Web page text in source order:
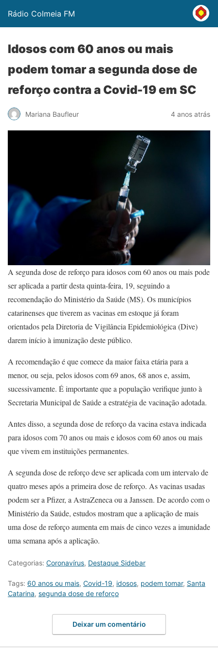
Rádio Colmeia FM
Idosos com 60 anos ou mais
podem tomar a segunda dose de
reforço contra a Covid-19 em SC
Mariana Baufleur 4 anos atrás
A segunda dose de reforço para idosos com 60 anos ou mais pode
ser aplicada a partir desta quinta-feira, 19, seguindo a
recomendação do Ministério da Saúde (MS). Os municípios
catarinenses que tiverem as vacinas em estoque já foram
orientados pela Diretoria de Vigilância Epidemiológica (Dive)
darem início à imunização deste público.
A recomendação é que comece da maior faixa etária para a
menor, ou seja, pelos idosos com 69 anos, 68 anos e, assim,
sucessivamente. É importante que a população verifique junto à
Secretaria Municipal de Saúde a estratégia de vacinação adotada.
Antes disso, a segunda dose de reforço da vacina estava indicada
para idosos com 70 anos ou mais e idosos com 60 anos ou mais
que vivem em instituições permanentes.
A segunda dose de reforço deve ser aplicada com um intervalo de
quatro meses após a primeira dose de reforço. As vacinas usadas
podem ser a Pfizer, a AstraZeneca ou a Janssen. De acordo com o
Ministério da Saúde, estudos mostram que a aplicação de mais
uma dose de reforço aumenta em mais de cinco vezes a imunidade
uma semana após a aplicação.
Categorias: Coronavírus, Destaque Sidebar
Tags: 60 anos ou mais, Covid-19, idosos, podem tomar, Santa
Catarina, segunda dose de reforço
Deixar um comentário